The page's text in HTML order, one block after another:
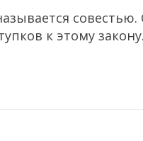
совестью.
к этому закону.